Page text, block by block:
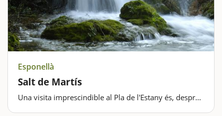
Esponellà
Salt de Martís
Una visita imprescindible al Pla de l'Estany és, després